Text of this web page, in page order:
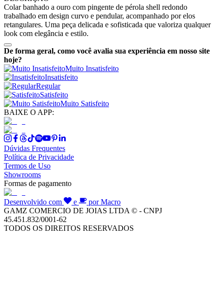
Colar banhado a ouro com pingente de pérola shell redondo
trabalhado em design curvo e pendular, acompanhado por elos
retangulares. Uma peça delicada e sofisticada que valoriza qualquer
look com elegância e estilo.
De forma geral, como você avalia sua experiência em nosso site
hoje?
Muito Insatisfeito
Insatisfeito
Regular
Satisfeito
Muito Satisfeito
BAIXE O APP:
Dúvidas Frequentes
Política de Privacidade
Termos de Uso
Showrooms
Formas de pagamento
Desenvolvido com e
por Macro
GAMZ COMERCIO DE JOIAS LTDA © - CNPJ
45.451.832/0001-62
TODOS OS DIREITOS RESERVADOS